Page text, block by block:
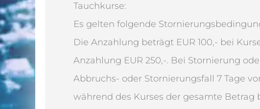
Tauchkurse:
Es gelten folgende
Die Anzahlung beträgt EUR 100,- bei
Anzahlung EUR 250,-. Bei Stornierung
Abbruchs- oder Stornierungsfall 7 Tage
während des Kurses der gesamte